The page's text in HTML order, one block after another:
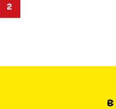
2
P
C
C
S